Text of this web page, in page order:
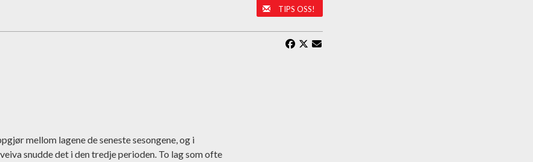
TIPS OSS!
mellom lagene de seneste sesongene, og i
snudde det i den tredje perioden. To lag som ofte